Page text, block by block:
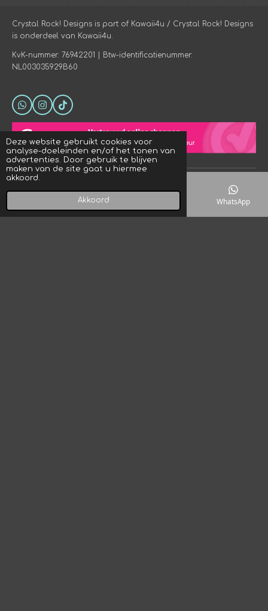
Deze website gebruikt cookies voor
analyse-doeleinden en/of het tonen van
advertenties. Door gebruik te blijven
maken van de site gaat u hiermee
akkoord.
Akkoord
Crystal Rock! Designs is part of Kawaii4u / Crystal Rock! Designs
is onderdeel van Kawaii4u.
KvK-nummer: 76942201 | Btw-identificatienummer:
NL003035929B60
W
h
s
A
p
p
I
n
a
g
r
a
T
i
o
k
© 2023 - 2026 Crystal Rock! Designs
Powered byJouwWeb
Telefoonnummer WhatsApp